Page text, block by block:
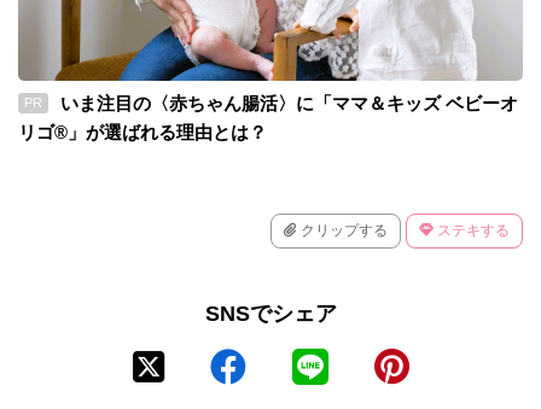
PR
いま注目の〈赤ちゃん腸活〉に「ママ＆キッズ ベビーオ
リゴ®」が選ばれる理由とは？
クリップする ステキする
SNSでシェア